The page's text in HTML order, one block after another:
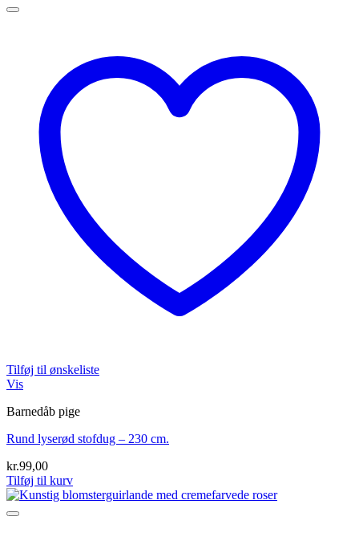
Tilføj til ønskeliste
Vis
Barnedåb pige
Rund lyserød stofdug – 230 cm.
kr.99,00
Tilføj til kurv